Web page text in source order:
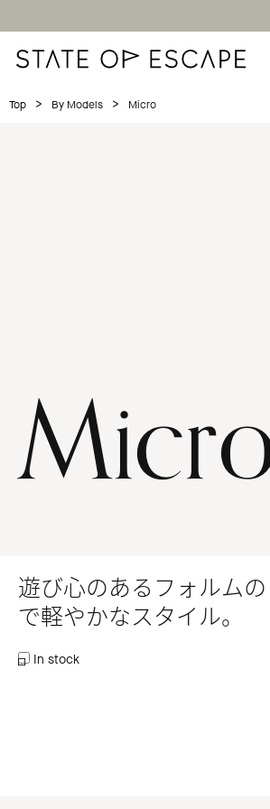
Top > By Models > Micro
遊び心のあるフォルム
で軽やかなスタイル。
In stock